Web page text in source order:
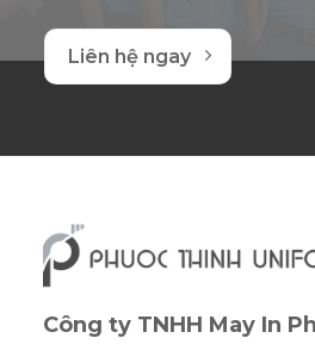
Liên hệ ngay
Công ty TNHH May In